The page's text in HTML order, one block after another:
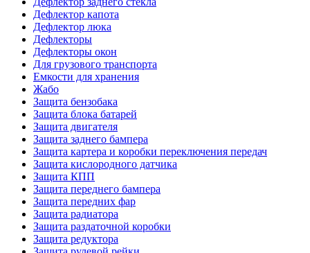
Дефлектор капота
Дефлектор люка
Дефлекторы
Дефлекторы окон
Для грузового транспорта
Емкости для хранения
Жабо
Защита бензобака
Защита блока батарей
Защита двигателя
Защита заднего бампера
Защита картера и коробки переключения передач
Защита кислородного датчика
Защита КПП
Защита переднего бампера
Защита передних фар
Защита радиатора
Защита раздаточной коробки
Защита редуктора